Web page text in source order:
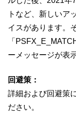
トなど、新しいア
イスがあります。
「
ーメッセージが表
回避策：
詳細および回避策
ださい。